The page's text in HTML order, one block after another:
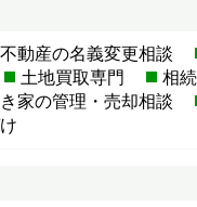
動産の名義変更相談
土地買取専門
相
家の管理・売却相談